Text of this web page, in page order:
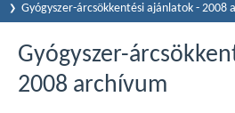
Gyógyszer-árcsökkentési ajánlatok - 2008
Gyógyszer-
2008 archívum